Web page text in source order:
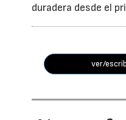
duradera desde el
ver/